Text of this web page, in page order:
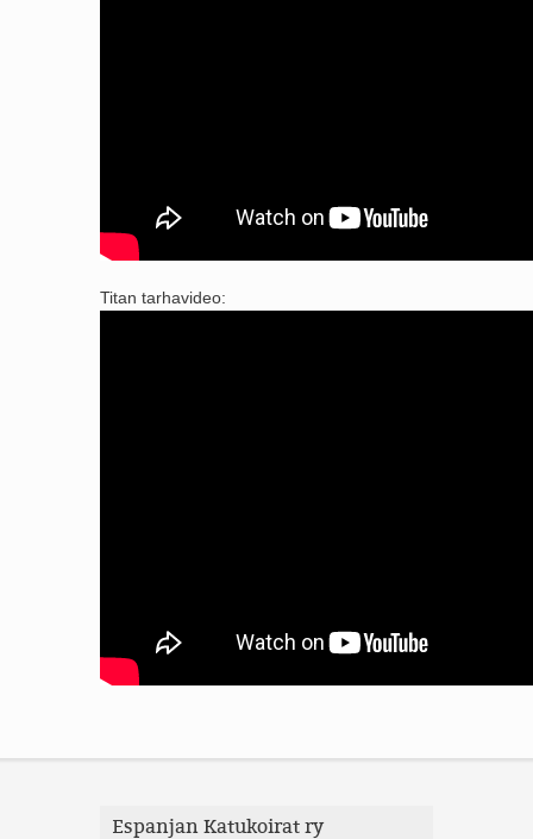
Titan tarhavideo:
Espanjan Katukoirat ry